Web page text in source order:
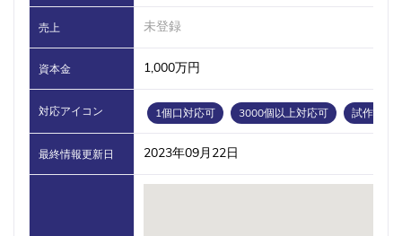
売上 未登録
資本金 1,000万円
対応アイコン 1個口対応可 3000個以上対応可 試作対応
最終情報更新日 2023年09月22日